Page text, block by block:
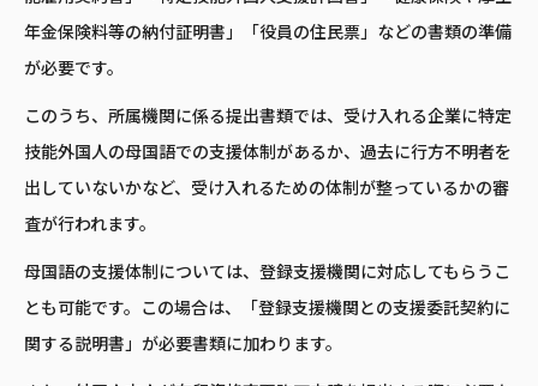
年金保険料等の納付証明書」「役員の住民票」などの書類の準備
が必要です。
このうち、所属機関に係る提出書類では、受け入れる企業に特定
技能外国人の母国語での支援体制があるか、過去に行方不明者を
出していないかなど、受け入れるための体制が整っているかの審
査が行われます。
母国語の支援体制については、登録支援機関に対応してもらうこ
とも可能です。この場合は、「登録支援機関との支援委託契約に
関する説明書」が必要書類に加わります。